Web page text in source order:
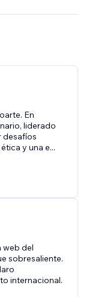
En
liderado
desafíos
y una e...
web del
sobresaliente.
internacional.